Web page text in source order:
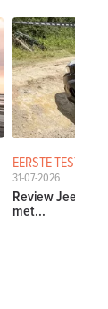
EERSTE TESTS
31-07-2026
Review Jeep
met...